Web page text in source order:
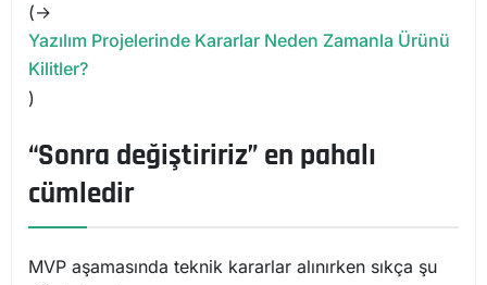
(→
Yazılım Projelerinde Kararlar Neden Zamanla Ürünü
Kilitler?
)
“Sonra değiştiririz” en pahalı
cümledir
MVP aşamasında teknik kararlar alınırken sıkça şu